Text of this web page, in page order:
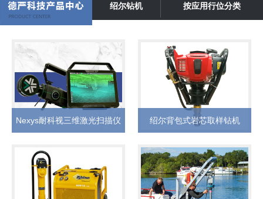
绍尔钻机 按应用行位分类
Nexys耐科视三维激光扫描仪 绍尔背包式岩芯取样钻机